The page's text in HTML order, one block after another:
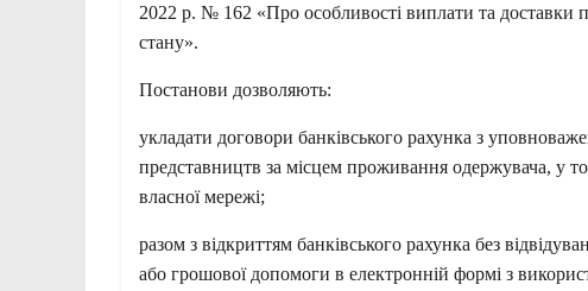
2022 р. № 162 «Про особливості виплати та доставки
стану».
Постанови дозволяють:
укладати договори банківського рахунка з
представництв за місцем проживання одержувача, у
власної мережі;
разом з відкриттям банківського рахунка без
або грошової допомоги в електронній формі з